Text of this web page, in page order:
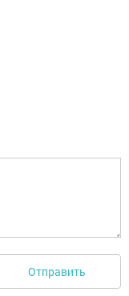
Отправить